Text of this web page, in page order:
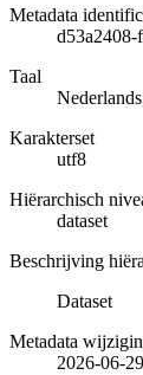
Metadata
d53a2408-
Taal
Karakterset
utf8
Hiërarchisch
dataset
Beschrijving
Dataset
Metadata
2026-06-29